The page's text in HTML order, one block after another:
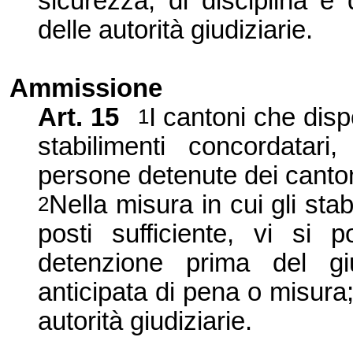
delle autorità giudiziarie.
Ammissione
Art. 15 1I cantoni che
stabilimenti
persone detenute dei
2Nella misura in cui gli
posti sufficiente, vi si
detenzione prima del
anticipata di pena o
autorità giudiziarie.